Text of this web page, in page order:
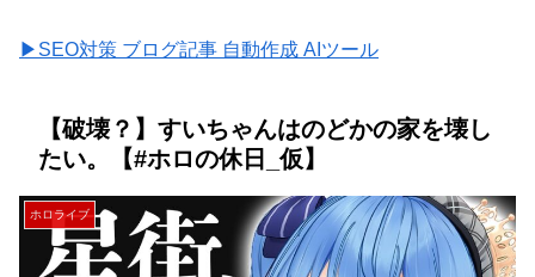
▶SEO対策 ブログ記事 自動作成 AIツール
【破壊？】すいちゃんはのどかの家を壊し
たい。【#ホロの休日_仮】
ホロライブ